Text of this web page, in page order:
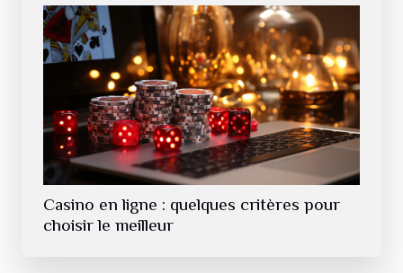
Casino en ligne : quelques critères pour
choisir le meilleur